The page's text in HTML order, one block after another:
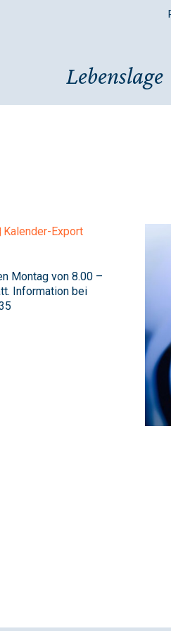
Lebenslage
Kalender-Export
Montag von 8.00 –
Information bei